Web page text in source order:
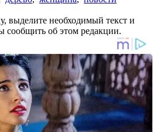
выделите необходимый текст и
сообщить об этом редакции.